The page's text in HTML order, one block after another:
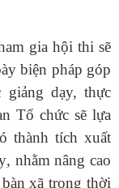
gia hội thi sẽ
biện pháp góp
giảng dạy, thực
Tổ chức sẽ lựa
thành tích xuất
, nhằm nâng cao
xã trong thời
giai đoạn 2026 -
08/2026)
chỉnh dự toán
công nghệ,
08/2026)